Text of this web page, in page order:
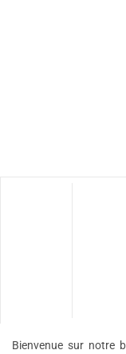
Bienvenue sur notre